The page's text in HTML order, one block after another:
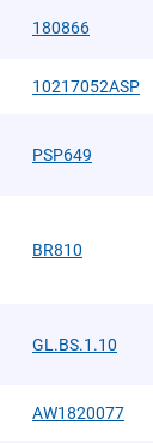
180866
10217052ASP
PSP649
BR810
GL.BS.1.10
AW1820077